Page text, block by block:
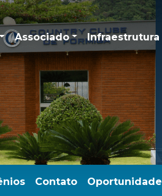
Associado Infraestrutura
Contato Oportunidade